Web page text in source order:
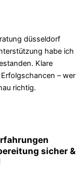
düsseldorf
habe ich
Klare
– wer
richtig.
sicher &